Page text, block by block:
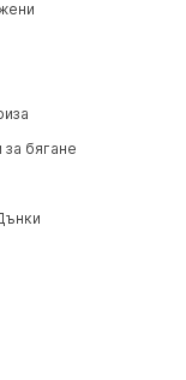
бягане